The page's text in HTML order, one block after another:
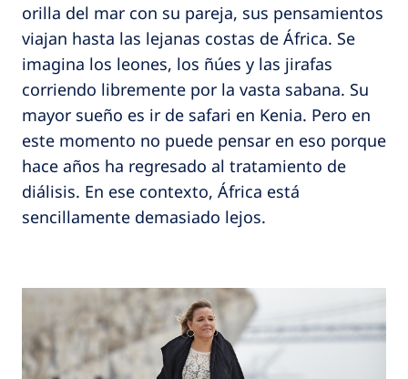
orilla del mar con su pareja, sus pensamientos
viajan hasta las lejanas costas de África. Se
imagina los leones, los ñúes y las jirafas
corriendo libremente por la vasta sabana. Su
mayor sueño es ir de safari en Kenia. Pero en
este momento no puede pensar en eso porque
hace años ha regresado al tratamiento de
diálisis. En ese contexto, África está
sencillamente demasiado lejos.